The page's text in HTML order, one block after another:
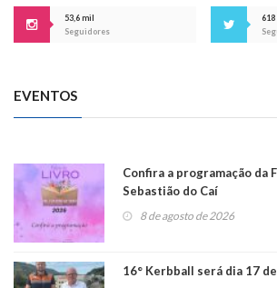
53,6 mil
Seguidores
618
EVENTOS
Confira a programação da
Sebastião do Caí
8 de agosto de 2026
16° Kerbball será dia 17